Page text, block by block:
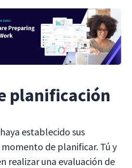
planificación
establecido sus
de planificar. Tú y
realizar una evaluación de